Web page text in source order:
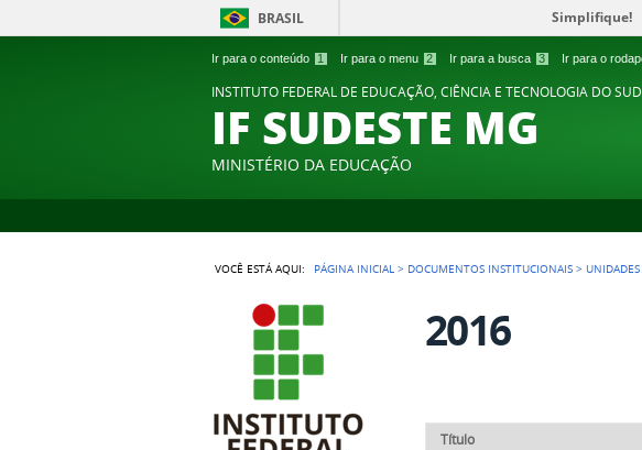
Ir para o conteúdo 1 Ir para o menu 2 Ir para a busca 3 Ir para o
BRASIL Simplifique!
INSTITUTO FEDERAL DE EDUCAÇÃO, CIÊNCIA E TECNOLOGIA DO
IF SUDESTE MG
MINISTÉRIO DA EDUCAÇÃO
VOCÊ ESTÁ AQUI: PÁGINA INICIAL > DOCUMENTOS INSTITUCIONAIS > UNIDADES
2016
Título